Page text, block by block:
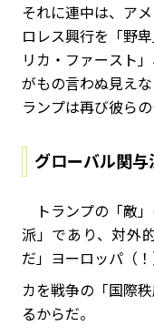
それに連中は、ア
ロレス興行を「野
リカ・ファースト
がもの言わぬ見え
ランプは再び彼ら
グローバル関与
トランプの「敵
派」であり、対外
だ」ヨーロッパ（
カを戦争の「国際
るからだ。